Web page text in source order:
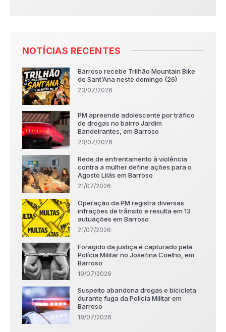
NOTÍCIAS RECENTES
Barroso recebe Trilhão Mountain Bike
de Sant’Ana neste domingo (26)
23/07/2026
PM apreende adolescente por tráfico
de drogas no bairro Jardim
Bandeirantes, em Barroso
23/07/2026
Rede de enfrentamento à violência
contra a mulher define ações para o
Agosto Lilás em Barroso
21/07/2026
Operação da PM registra diversas
infrações de trânsito e resulta em 13
autuações em Barroso
21/07/2026
Foragido da justiça é capturado pela
Polícia Militar no Josefina Coelho, em
Barroso
19/07/2026
Suspeito abandona drogas e bicicleta
durante fuga da Polícia Militar em
Barroso
18/07/2026